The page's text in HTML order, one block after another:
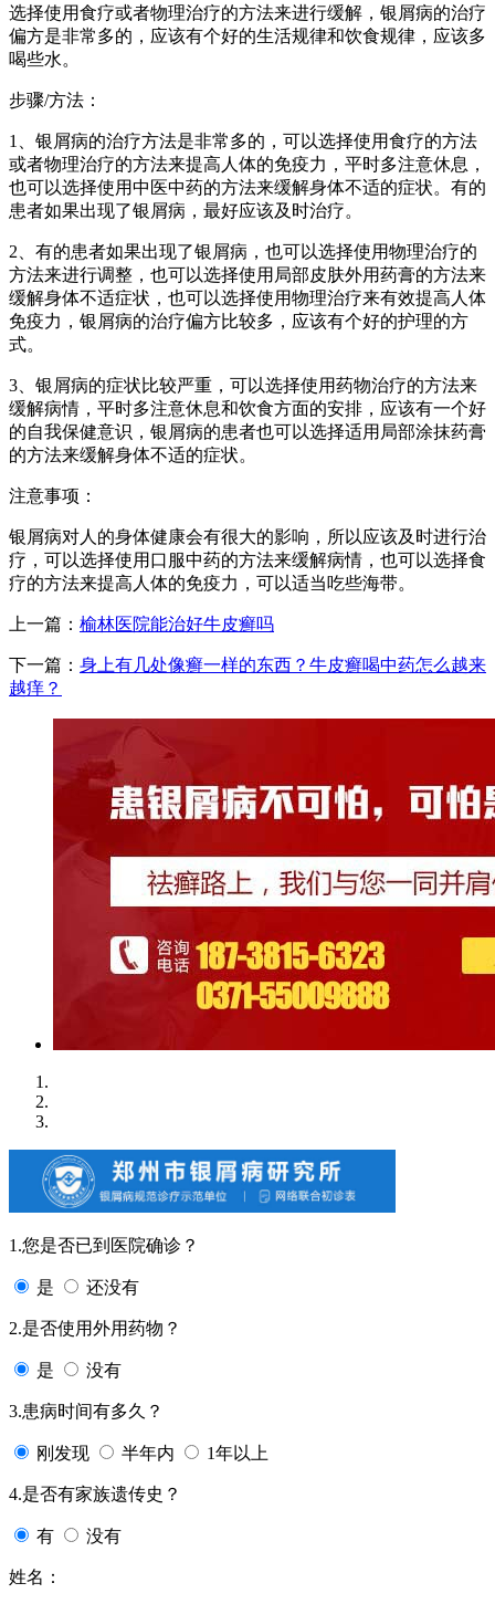
选择使用食疗或者物理治疗的方法来进行缓解，银屑病的治疗
偏方是非常多的，应该有个好的生活规律和饮食规律，应该多
喝些水。
步骤/方法：
1、银屑病的治疗方法是非常多的，可以选择使用食疗的方法
或者物理治疗的方法来提高人体的免疫力，平时多注意休息，
也可以选择使用中医中药的方法来缓解身体不适的症状。有的
患者如果出现了银屑病，最好应该及时治疗。
2、有的患者如果出现了银屑病，也可以选择使用物理治疗的
方法来进行调整，也可以选择使用局部皮肤外用药膏的方法来
缓解身体不适症状，也可以选择使用物理治疗来有效提高人体
免疫力，银屑病的治疗偏方比较多，应该有个好的护理的方
式。
3、银屑病的症状比较严重，可以选择使用药物治疗的方法来
缓解病情，平时多注意休息和饮食方面的安排，应该有一个好
的自我保健意识，银屑病的患者也可以选择适用局部涂抹药膏
的方法来缓解身体不适的症状。
注意事项：
银屑病对人的身体健康会有很大的影响，所以应该及时进行治
疗，可以选择使用口服中药的方法来缓解病情，也可以选择食
疗的方法来提高人体的免疫力，可以适当吃些海带。
上一篇： 榆林医院能治好牛皮癣吗
下一篇： 身上有几处像癣一样的东西？牛皮癣喝中药怎么越来
越痒？
1.您是否已到医院确诊？
是 还没有
2.是否使用外用药物？
是 没有
3.患病时间有多久？
刚发现 半年内 1年以上
4.是否有家族遗传史？
有 没有
姓名：